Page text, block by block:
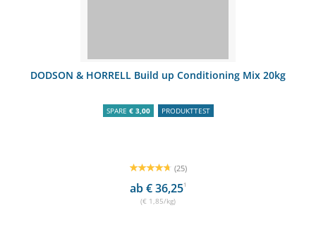
DODSON & HORRELL Build up Conditioning Mix 20kg
SPARE € 3,00 PRODUKTTEST
(25)
ab € 36,251
(€ 1,85/kg)